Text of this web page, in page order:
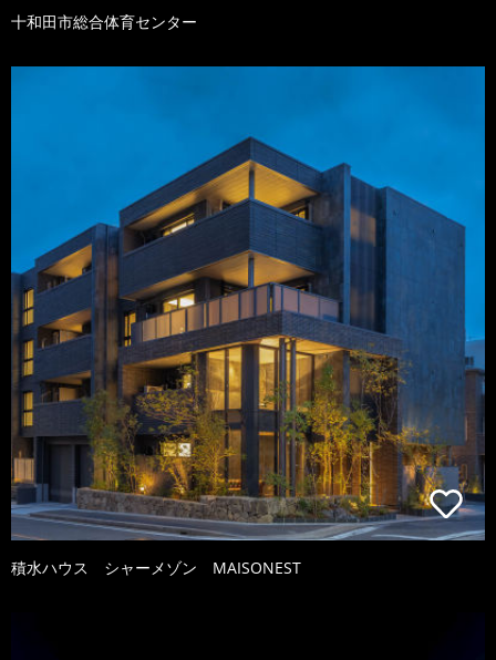
十和田市総合体育センター
積水ハウス シャーメゾン MAISONEST